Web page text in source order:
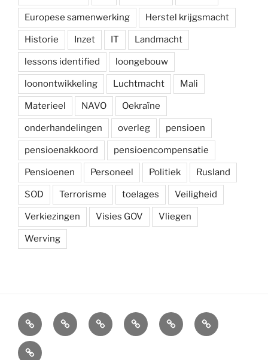
Europese samenwerking Herstel krijgsmacht
Historie Inzet IT Landmacht
lessons identified loongebouw
loonontwikkeling Luchtmacht Mali
Materieel NAVO Oekraïne
onderhandelingen overleg pensioen
pensioenakkoord pensioencompensatie
Pensioenen Personeel Politiek Rusland
SOD Terrorisme toelages Veiligheid
Verkiezingen Visies GOV Vliegen
Werving
Arbeidsvoorwaarden
Carré
Onze
krijgsmacht
Ledenvoordelen
AfdelingenSymposium
Carré